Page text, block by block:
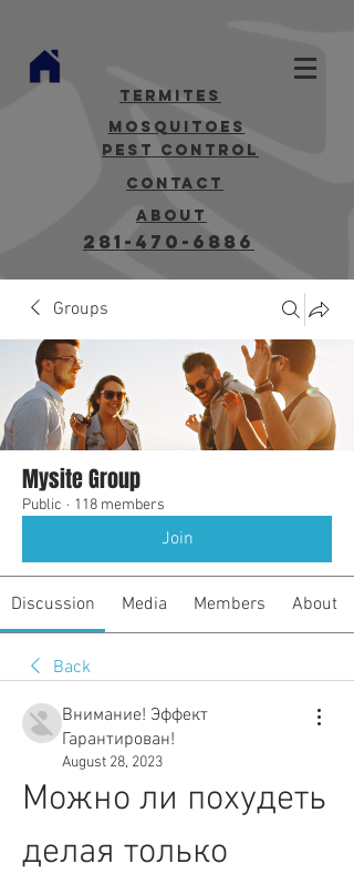
termites
mosquitoes
Pest Control
contact
about
281-470-6886
Groups
Mysite Group
Public · 118 members
Join
Discussion Media Members About
Back
Внимание! Эффект
Гарантирован!
August 28, 2023
Можно ли похудеть
делая только